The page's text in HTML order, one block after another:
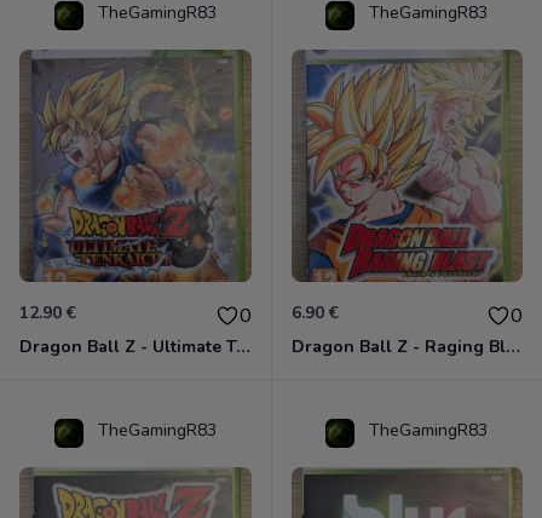
TheGamingR83
12.90 € 0
Dragon Ball Z - Ultimate Tenkaichi Xbox 360
TheGamingR83
6.90 € 0
Dragon Ball Z - Raging Blast Xbox 360
TheGamingR83 TheGamingR83